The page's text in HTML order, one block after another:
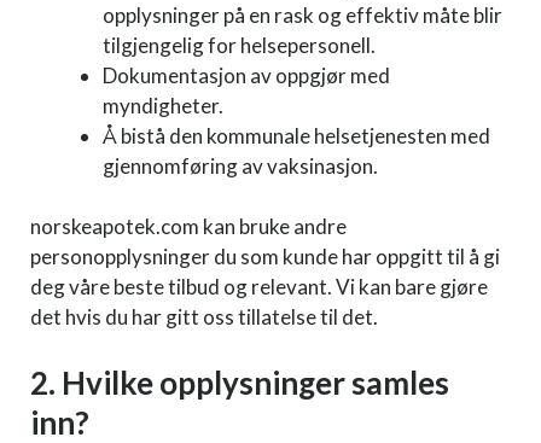
opplysninger på en rask og effektiv måte blir
tilgjengelig for helsepersonell.
Dokumentasjon av oppgjør med
myndigheter.
Å bistå den kommunale helsetjenesten med
gjennomføring av vaksinasjon.
norskeapotek.com kan bruke andre
personopplysninger du som kunde har oppgitt til å gi
deg våre beste tilbud og relevant. Vi kan bare gjøre
det hvis du har gitt oss tillatelse til det.
2. Hvilke opplysninger samles
inn?